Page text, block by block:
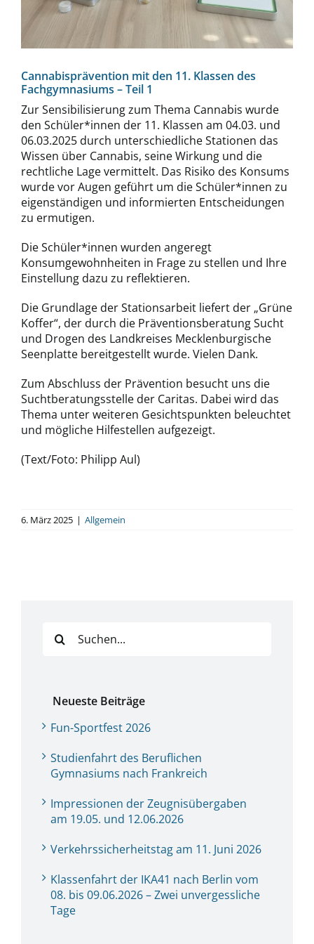
Cannabisprävention mit den 11. Klassen des
Fachgymnasiums – Teil 1
Zur Sensibilisierung zum Thema Cannabis wurde
den Schüler*innen der 11. Klassen am 04.03. und
06.03.2025 durch unterschiedliche Stationen das
Wissen über Cannabis, seine Wirkung und die
rechtliche Lage vermittelt. Das Risiko des Konsums
wurde vor Augen geführt um die Schüler*innen zu
eigenständigen und informierten Entscheidungen
zu ermutigen.
Die Schüler*innen wurden angeregt
Konsumgewohnheiten in Frage zu stellen und Ihre
Einstellung dazu zu reflektieren.
Die Grundlage der Stationsarbeit liefert der „Grüne
Koffer“, der durch die Präventionsberatung Sucht
und Drogen des Landkreises Mecklenburgische
Seenplatte bereitgestellt wurde. Vielen Dank.
Zum Abschluss der Prävention besucht uns die
Suchtberatungsstelle der Caritas. Dabei wird das
Thema unter weiteren Gesichtspunkten beleuchtet
und mögliche Hilfestellen aufgezeigt.
(Text/Foto: Philipp Aul)
6. März 2025 | Allgemein
nach:
Neueste Beiträge
Fun-Sportfest 2026
Studienfahrt des Beruflichen
Gymnasiums nach Frankreich
Impressionen der Zeugnisübergaben
am 19.05. und 12.06.2026
Verkehrssicherheitstag am 11. Juni 2026
Klassenfahrt der IKA41 nach Berlin vom
08. bis 09.06.2026 – Zwei unvergessliche
Tage